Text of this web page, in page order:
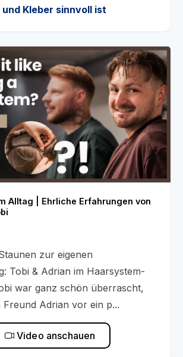
und Kleber sinnvoll ist
Alltag | Ehrliche Erfahrungen von
zur eigenen
Tobi & Adrian im Haarsystem-
war ganz schön überrascht,
Freund Adrian vor ein p...
Video anschauen